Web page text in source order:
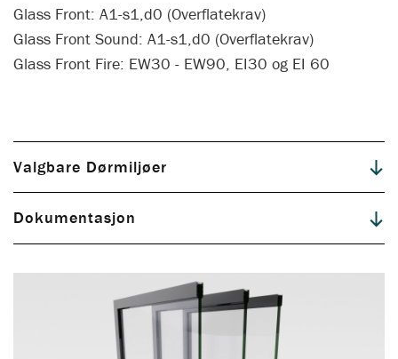
Glass Front: A1-s1,d0 (Overflatekrav)
Glass Front Sound: A1-s1,d0 (Overflatekrav)
Glass Front Fire: EW30 - EW90, EI30 og EI 60
Valgbare Dørmiljøer
Dokumentasjon